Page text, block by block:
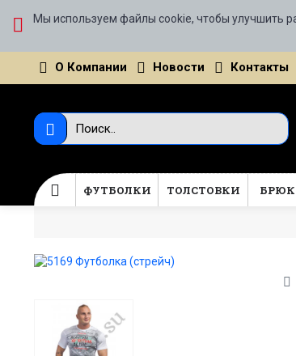
Мы используем файлы cookie, чтобы улучшить
О Компании Новости Контакты
ФУТБОЛКИ ТОЛСТОВКИ